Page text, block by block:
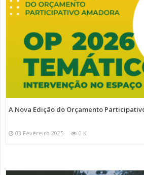
A Nova Edição do Orçamento
03 Fevereiro 2025 0 K